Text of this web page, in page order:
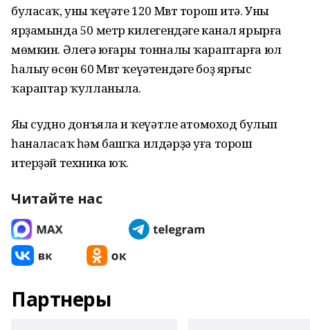
буласаҡ, уның ҡеүәте 120 Мвт торош итә. Уның
ярҙамында 50 метр киңлегендәге канал ярырға
мөмкин. Әлегә юғары тонналы ҡараптарға юл
һалыу өсөн 60 Мвт ҡеүәтендәге боҙ ярғыс
ҡараптар ҡулланыла.
Яңы судно донъяла иң ҡеүәтле атомоход булып
һаналасаҡ һәм башҡа илдәрҙә уға торош
итерҙәй техника юҡ.
Читайте нас
Партнеры